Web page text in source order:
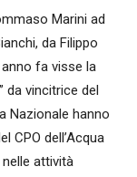
Marini ad
da Filippo
fa visse la
da vincitrice del
Nazionale hanno
CPO dell’Acqua
attività